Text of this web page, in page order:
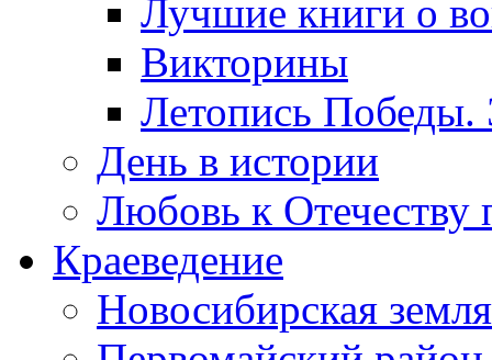
Лучшие книги о
Викторины
Летопись Победы.
День в истории
Любовь к Отечеству
Краеведение
Новосибирская земля